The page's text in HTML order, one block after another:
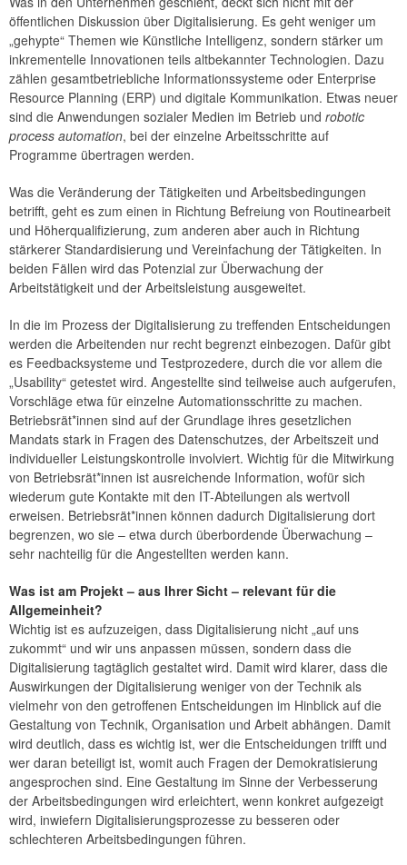
öffentlichen Diskussion über Digitalisierung. Es geht weniger um
„gehypte“ Themen wie Künstliche Intelligenz, sondern stärker um
inkrementelle Innovationen teils altbekannter Technologien. Dazu
zählen gesamtbetriebliche Informationssysteme oder Enterprise
Resource Planning (ERP) und digitale Kommunikation. Etwas neuer
sind die Anwendungen sozialer Medien im Betrieb und robotic
process automation, bei der einzelne Arbeitsschritte auf
Programme übertragen werden.
Was die Veränderung der Tätigkeiten und Arbeitsbedingungen
betrifft, geht es zum einen in Richtung Befreiung von Routinearbeit
und Höherqualifizierung, zum anderen aber auch in Richtung
stärkerer Standardisierung und Vereinfachung der Tätigkeiten. In
beiden Fällen wird das Potenzial zur Überwachung der
Arbeitstätigkeit und der Arbeitsleistung ausgeweitet.
In die im Prozess der Digitalisierung zu treffenden Entscheidungen
werden die Arbeitenden nur recht begrenzt einbezogen. Dafür gibt
es Feedbacksysteme und Testprozedere, durch die vor allem die
„Usability“ getestet wird. Angestellte sind teilweise auch aufgerufen,
Vorschläge etwa für einzelne Automationsschritte zu machen.
Betriebsrät*innen sind auf der Grundlage ihres gesetzlichen
Mandats stark in Fragen des Datenschutzes, der Arbeitszeit und
individueller Leistungskontrolle involviert. Wichtig für die Mitwirkung
von Betriebsrät*innen ist ausreichende Information, wofür sich
wiederum gute Kontakte mit den IT-Abteilungen als wertvoll
erweisen. Betriebsrät*innen können dadurch Digitalisierung dort
begrenzen, wo sie – etwa durch überbordende Überwachung –
sehr nachteilig für die Angestellten werden kann.
Was ist am Projekt – aus Ihrer Sicht – relevant für die
Allgemeinheit?
Wichtig ist es aufzuzeigen, dass Digitalisierung nicht „auf uns
zukommt“ und wir uns anpassen müssen, sondern dass die
Digitalisierung tagtäglich gestaltet wird. Damit wird klarer, dass die
Auswirkungen der Digitalisierung weniger von der Technik als
vielmehr von den getroffenen Entscheidungen im Hinblick auf die
Gestaltung von Technik, Organisation und Arbeit abhängen. Damit
wird deutlich, dass es wichtig ist, wer die Entscheidungen trifft und
wer daran beteiligt ist, womit auch Fragen der Demokratisierung
angesprochen sind. Eine Gestaltung im Sinne der Verbesserung
der Arbeitsbedingungen wird erleichtert, wenn konkret aufgezeigt
wird, inwiefern Digitalisierungsprozesse zu besseren oder
schlechteren Arbeitsbedingungen führen.